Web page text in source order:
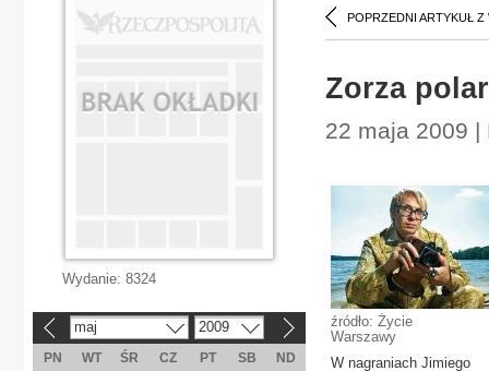
POPRZEDNI ARTYKUŁ Z
Zorza
22 maja 2009 |
źródło: Życie
Warszawy
W nagraniach Jimiego
Wydanie: 8324
maj 2009
PN WT ŚR CZ PT SB
ND